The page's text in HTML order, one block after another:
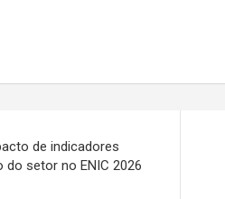
de indicadores
setor no ENIC 2026